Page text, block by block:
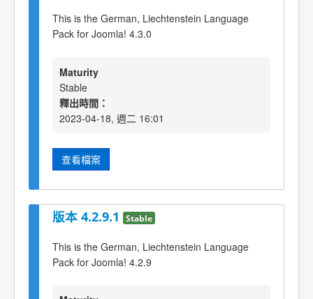
This is the German, Liechtenstein Language
Pack for Joomla! 4.3.0
Maturity
Stable
釋出時間：
2023-04-18, 週二 16:01
查看檔案
版本 4.2.9.1 Stable
This is the German, Liechtenstein Language
Pack for Joomla! 4.2.9